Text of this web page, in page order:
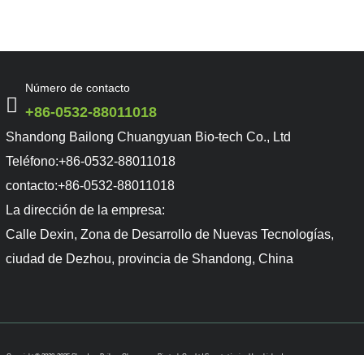
Número de contacto
+86-0532-88011018
Shandong Bailong Chuangyuan Bio-tech Co., Ltd
Teléfono:+86-0532-88011018
contacto:+86-0532-88011018
La dirección de la empresa:
Calle Dexin, Zona de Desarrollo de Nuevas Tecnologías,
ciudad de Dezhou, provincia de Shandong, China